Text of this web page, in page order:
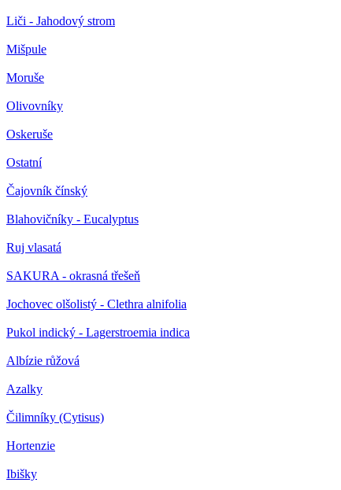
Liči - Jahodový strom
Mišpule
Moruše
Olivovníky
Oskeruše
Ostatní
Čajovník čínský
Blahovičníky - Eucalyptus
Ruj vlasatá
SAKURA - okrasná třešeň
Jochovec olšolistý - Clethra alnifolia
Pukol indický - Lagerstroemia indica
Albízie růžová
Azalky
Čilimníky (Cytisus)
Hortenzie
Ibišky